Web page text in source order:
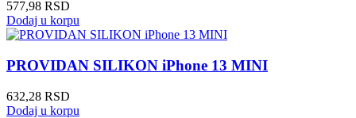
577,98 RSD
Dodaj u korpu
PROVIDAN SILIKON iPhone 13 MINI
632,28 RSD
Dodaj u korpu